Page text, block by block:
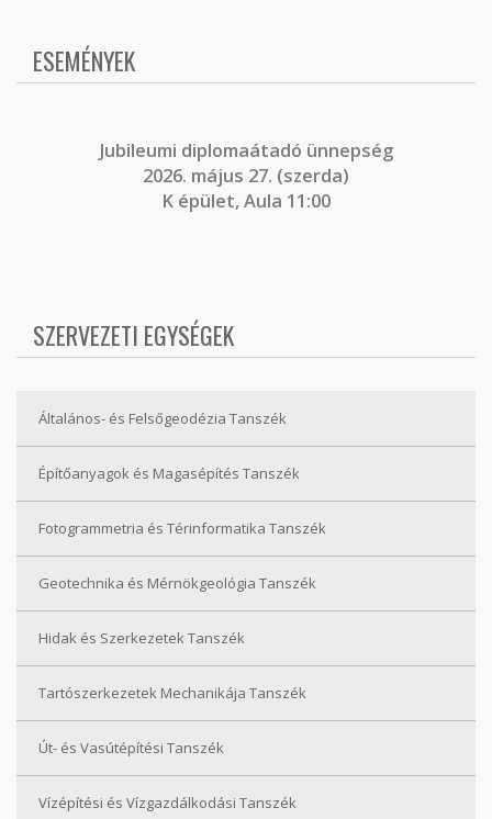
ESEMÉNYEK
Jubileumi diplomaátadó ünnepség
2026. május 27. (szerda)
K épület, Aula 11:00
SZERVEZETI EGYSÉGEK
Általános- és Felsőgeodézia Tanszék
Építőanyagok és Magasépítés Tanszék
Fotogrammetria és Térinformatika Tanszék
Geotechnika és Mérnökgeológia Tanszék
Hidak és Szerkezetek Tanszék
Tartószerkezetek Mechanikája Tanszék
Út- és Vasútépítési Tanszék
Vízépítési és Vízgazdálkodási Tanszék